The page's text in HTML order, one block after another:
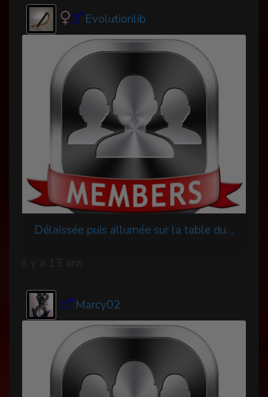
Evolutionlib
Délaissée puis allumée sur la table du salon
Marcy02